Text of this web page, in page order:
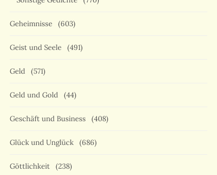
Geheimnisse (603)
Geist und Seele (491)
Geld (571)
Geld und Gold (44)
Geschäft und Business (408)
Glück und Unglück (686)
Göttlichkeit (238)